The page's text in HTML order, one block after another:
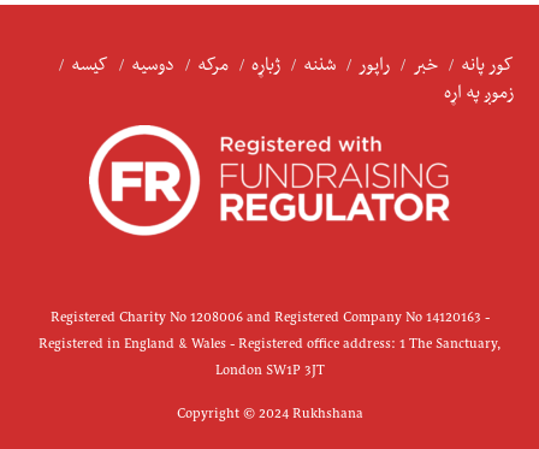
کور پانه خبر راپور شننه ژباړه مرکه دوسیه
کیسه
زموږ په اړه
Registered Charity No 1208006 and Registered Company No 14120163 -
Registered in England & Wales - Registered office address: 1 The Sanctuary,
London SW1P 3JT
Copyright © 2024 Rukhshana